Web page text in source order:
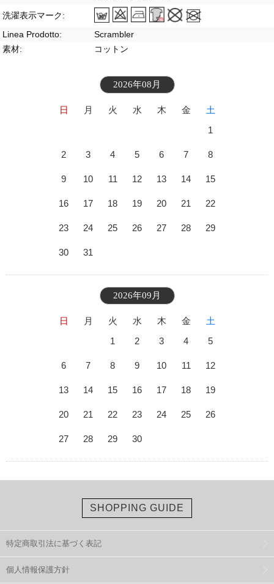
洗濯表示マーク:
Linea Prodotto:
Scrambler
素材:
コットン
2026年08月
日 月 火 水 木 金
土
1
2 3 4 5 6 7 8
9 10 11 12 13 14 15
16 17 18 19 20 21 22
23 24 25 26 27 28 29
30 31
2026年09月
日 月 火 水 木 金
土
1
2 3 4 5
6 7 8 9 10 11 12
13 14 15 16 17 18 19
20 21 22 23 24 25 26
27 28 29 30
SHOPPING GUIDE
特定商取引法に基づく表記
個人情報保護方針